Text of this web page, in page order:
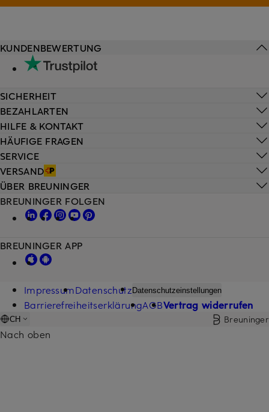
HILFE & KONTAKT
HÄUFIGE FRAGEN
SERVICE
VERSAND
KUNDENBEWERTUNG
SICHERHEIT
BEZAHLARTEN
ÜBER BREUNINGER
BREUNINGER FOLGEN
BREUNINGER APP
ImpressumDatenschutzDatenschutzeinstellungen
BarrierefreiheitserklärungAGBVertrag widerrufen
CH Breuninger
Nach oben